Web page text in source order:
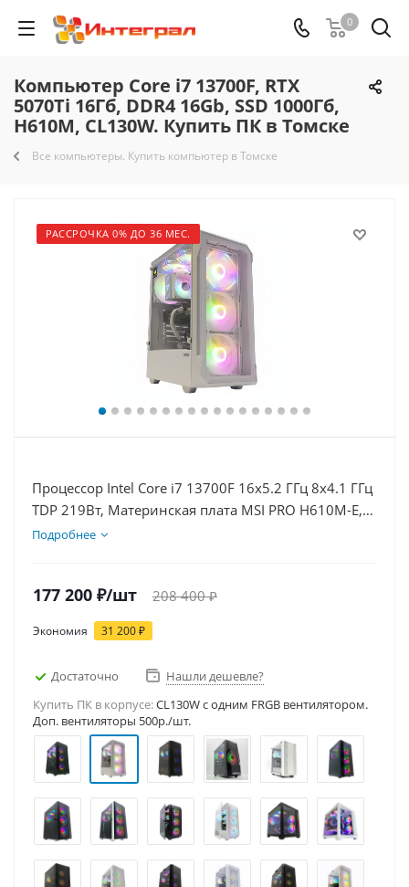
0
Компьютер Core i7 13700F, RTX
5070Ti 16Гб, DDR4 16Gb, SSD 1000Гб,
H610M, CL130W. Купить ПК в Томске
Все компьютеры. Купить компьютер в Томске
РАССРОЧКА 0% ДО 36 МЕС.
Процессор Intel Core i7 13700F 16x5.2 ГГц 8x4.1 ГГц
TDP 219Вт, Материнская плата MSI PRO H610M-E,
Видеокарта RTX 5070Ti 16Гб, Память DDR4 16Gb,
Подробнее
177 200 ₽/шт 208 400₽
Экономия 31 200₽
Достаточно
Нашли дешевле?
Купить ПК в корпусе:CL130W c одним FRGB вентилятором.
Доп. вентиляторы 500р./шт.